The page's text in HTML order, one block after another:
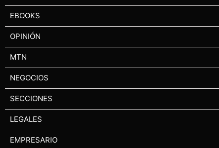
EBOOKS
OPINIÓN
MTN
NEGOCIOS
SECCIONES
LEGALES
EMPRESARIO